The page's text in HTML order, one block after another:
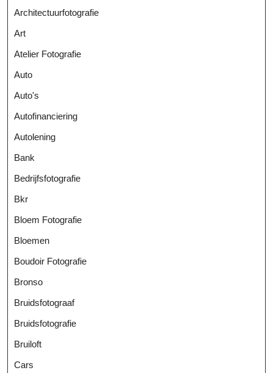
Architectuurfotografie
Art
Atelier Fotografie
Auto
Auto's
Autofinanciering
Autolening
Bank
Bedrijfsfotografie
Bkr
Bloem Fotografie
Bloemen
Boudoir Fotografie
Bronso
Bruidsfotograaf
Bruidsfotografie
Bruiloft
Cars